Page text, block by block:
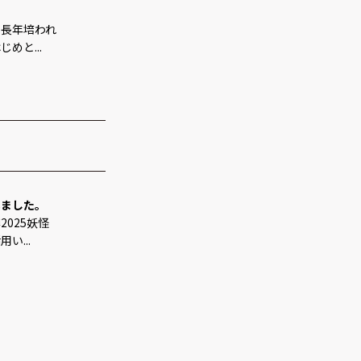
年培われ
めと...
した。
妖怪
い...